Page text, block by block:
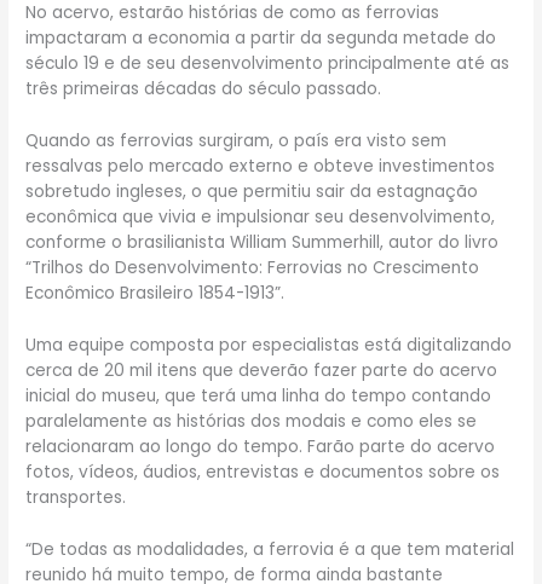
No acervo, estarão histórias de como as ferrovias
impactaram a economia a partir da segunda metade do
século 19 e de seu desenvolvimento principalmente até as
três primeiras décadas do século passado.
Quando as ferrovias surgiram, o país era visto sem
ressalvas pelo mercado externo e obteve investimentos
sobretudo ingleses, o que permitiu sair da estagnação
econômica que vivia e impulsionar seu desenvolvimento,
conforme o brasilianista William Summerhill, autor do livro
“Trilhos do Desenvolvimento: Ferrovias no Crescimento
Econômico Brasileiro 1854-1913”.
Uma equipe composta por especialistas está digitalizando
cerca de 20 mil itens que deverão fazer parte do acervo
inicial do museu, que terá uma linha do tempo contando
paralelamente as histórias dos modais e como eles se
relacionaram ao longo do tempo. Farão parte do acervo
fotos, vídeos, áudios, entrevistas e documentos sobre os
transportes.
“De todas as modalidades, a ferrovia é a que tem material
reunido há muito tempo, de forma ainda bastante